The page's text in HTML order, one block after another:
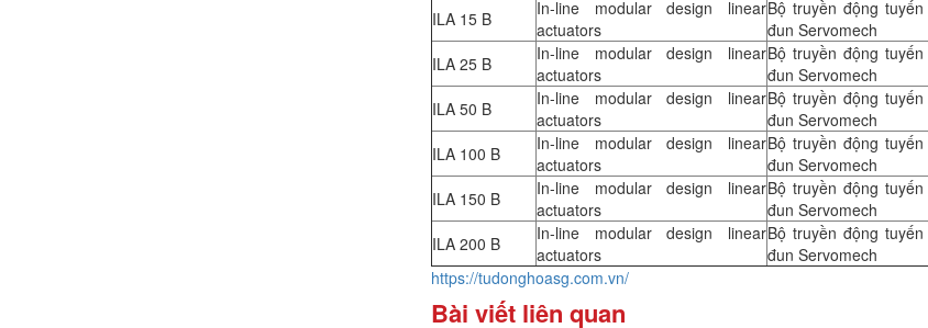
ILA 15 B
In-line modular design linear
actuators
Bộ truyền động
đun Servomech
ILA 25 B
In-line modular design linear
actuators
Bộ truyền động
đun Servomech
ILA 50 B
In-line modular design linear
actuators
Bộ truyền động
đun Servomech
ILA 100 B
In-line modular design linear
actuators
Bộ truyền động
đun Servomech
ILA 150 B
In-line modular design linear
actuators
Bộ truyền động
đun Servomech
ILA 200 B
In-line modular design linear
actuators
Bộ truyền động
đun Servomech
https://tudonghoasg.com.vn/
Bài viết liên quan